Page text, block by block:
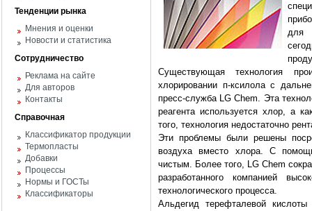
Тенденции рынка
Мнения и оценки
Новости и статистика
Сотрудничество
Реклама на сайте
Для авторов
Контакты
Справочная
Классификатор продукции
Термопласты
Добавки
Процессы
Нормы и ГОСТы
Классификаторы
для
Существующая технология
хлорировании п-ксилола с
пресс-служба LG Chem. Эта
реагента используется хлор, а
того, технология недостаточно
Эти проблемы были решены
воздуха вместо хлора. С
чистым. Более того, LG Chem
разработанного компанией
технологического процесса.
Альдегид терефталевой